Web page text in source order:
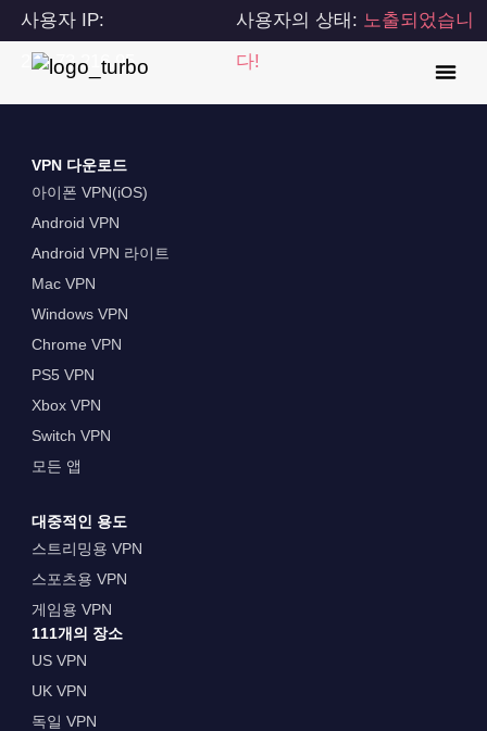
사용자 IP:
216.73.216.95
사용자의 상태: 노출되었습니
다!
VPN 다운로드
아이폰 VPN(iOS)
Android VPN
Android VPN 라이트
Mac VPN
Windows VPN
Chrome VPN
PS5 VPN
Xbox VPN
Switch VPN
모든 앱
대중적인 용도
스트리밍용 VPN
스포츠용 VPN
게임용 VPN
111개의 장소
US VPN
UK VPN
독일 VPN